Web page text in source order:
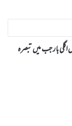
بار جب میں تبصرہ